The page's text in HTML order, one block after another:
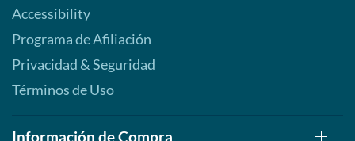
Accessibility
Programa de Afiliación
Privacidad & Seguridad
Términos de Uso
Información de Compra